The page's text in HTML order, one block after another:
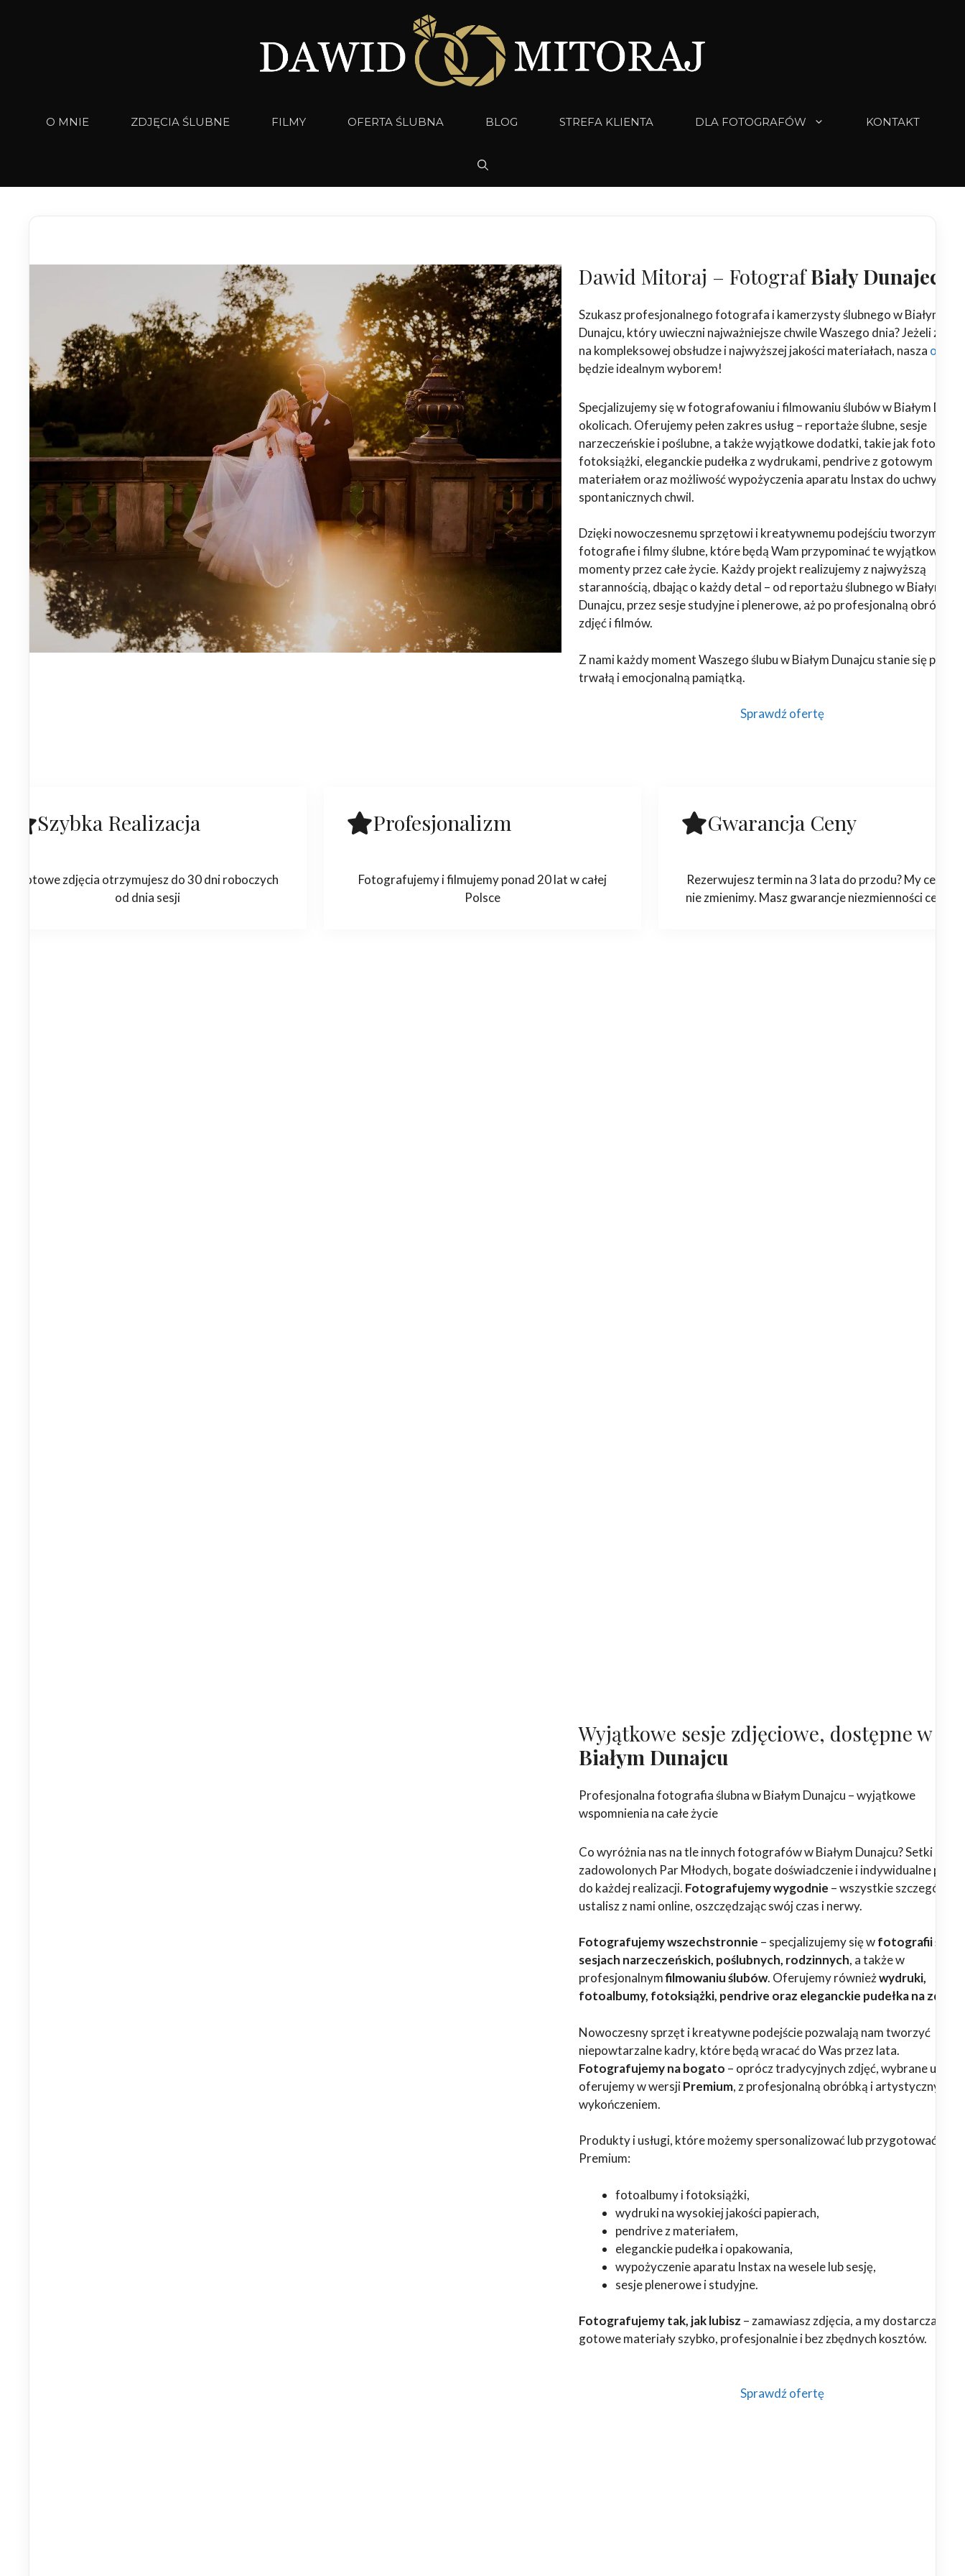
O MNIE ZDJĘCIA ŚLUBNE FILMY OFERTA ŚLUBNA BLOG STREFA KLIENTA DLA FOTOGRAFÓW KONTAKT
Dawid Mitoraj – FotografBiały Dunajec
Szukasz profesjonalnego fotografa i kamerzysty ślubnego w Białym
Dunajcu, który uwieczni najważniejsze chwile Waszego dnia? Jeżeli
na kompleksowej obsłudze i najwyższej jakości materiałach, nasza oferta
będzie idealnym wyborem!
Specjalizujemy się w fotografowaniu i filmowaniu ślubów w Białym
okolicach. Oferujemy pełen zakres usług – reportaże ślubne, sesje
narzeczeńskie i poślubne, a także wyjątkowe dodatki, takie jak
fotoksiążki, eleganckie pudełka z wydrukami, pendrive z gotowym
materiałem oraz możliwość wypożyczenia aparatu Instax do uchwycenia
spontanicznych chwil.
Dzięki nowoczesnemu sprzętowi i kreatywnemu podejściu tworzymy
fotografie i filmy ślubne, które będą Wam przypominać te wyjątkowe
momenty przez całe życie. Każdy projekt realizujemy z najwyższą
starannością, dbając o każdy detal – od reportażu ślubnego w Białym
Dunajcu, przez sesje studyjne i plenerowe, aż po profesjonalną obróbkę
zdjęć i filmów.
Z nami każdy moment Waszego ślubu w Białym Dunajcu stanie się
trwałą i emocjonalną pamiątką.
Sprawdź ofertę
Szybka Realizacja
Gotowe zdjęcia otrzymujesz do 30 dni roboczych
od dnia sesji
Profesjonalizm
Fotografujemy i filmujemy ponad 20 lat w całej
Polsce
Gwarancja Ceny
Rezerwujesz termin na 3 lata do przodu? My ceny
nie zmienimy. Masz gwarancje niezmienności ceny
Wyjątkowe sesje zdjęciowe, dostępne w
Białym Dunajcu
Profesjonalna fotografia ślubna w Białym Dunajcu – wyjątkowe
wspomnienia na całe życie
Co wyróżnia nas na tle innych fotografów w Białym Dunajcu? Setki
zadowolonych Par Młodych, bogate doświadczenie i indywidualne
do każdej realizacji. Fotografujemy wygodnie – wszystkie szczegóły
ustalisz z nami online, oszczędzając swój czas i nerwy.
Fotografujemy wszechstronnie – specjalizujemy się wfotografii
sesjach narzeczeńskich, poślubnych, rodzinnych, a także w
profesjonalnymfilmowaniu ślubów. Oferujemy równieżwydruki,
fotoalbumy, fotoksiążki, pendrive oraz eleganckie pudełka na
Nowoczesny sprzęt i kreatywne podejście pozwalają nam tworzyć
niepowtarzalne kadry, które będą wracać do Was przez lata.
Fotografujemy na bogato – oprócz tradycyjnych zdjęć, wybrane usługi
oferujemy w wersjiPremium, z profesjonalną obróbką i artystycznym
wykończeniem.
Produkty i usługi, które możemy spersonalizować lub przygotować w
Premium:
fotoalbumy i fotoksiążki,
wydruki na wysokiej jakości papierach,
pendrive z materiałem,
eleganckie pudełka i opakowania,
wypożyczenie aparatu Instax na wesele lub sesję,
sesje plenerowe i studyjne.
Fotografujemy tak, jak lubisz – zamawiasz zdjęcia, a my dostarczamy
gotowe materiały szybko, profesjonalnie i bez zbędnych kosztów.
Sprawdź ofertę